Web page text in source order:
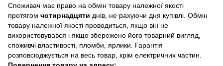
Споживач має право на обмін товару належної якості
протягом чотирнадцяти днів, не рахуючи дня купівлі. Обмін
товару належної якості проводиться, якщо він не
використовувався і якщо збережено його товарний вигляд,
споживчі властивості, пломби, ярлики. Гарантія
розповсюджується на весь товар, крім електричних частин.